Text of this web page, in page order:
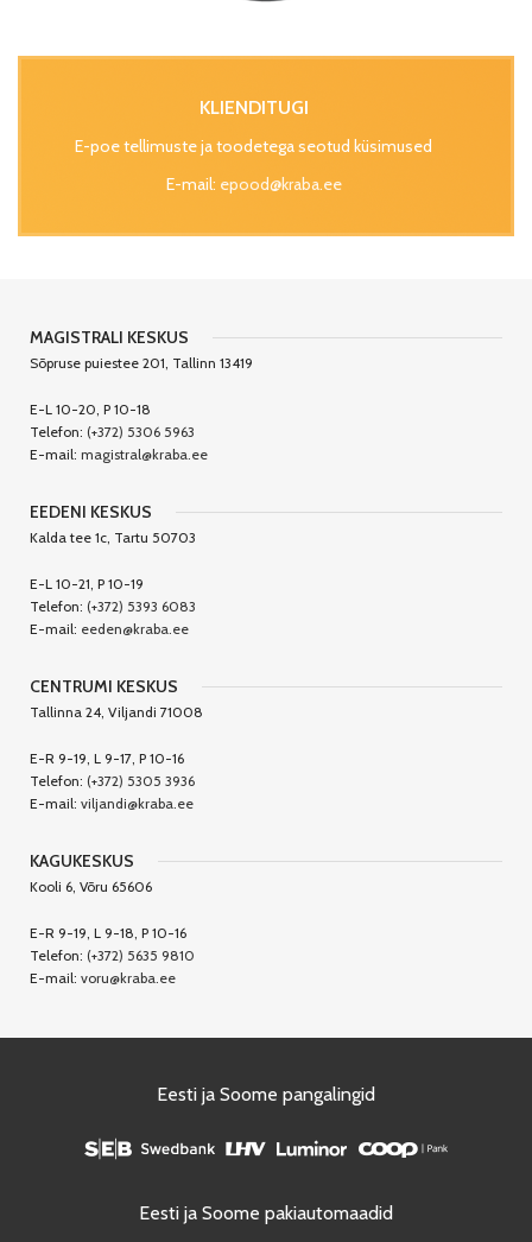
KLIENDITUGI
E-poe tellimuste ja toodetega seotud küsimused
E-mail: epood@kraba.ee
MAGISTRALI KESKUS
Sõpruse puiestee 201, Tallinn 13419
E-L 10-20, P 10-18
Telefon: (+372) 5306 5963
E-mail: magistral@kraba.ee
EEDENI KESKUS
Kalda tee 1c, Tartu 50703
E-L 10-21, P 10-19
Telefon: (+372) 5393 6083
E-mail: eeden@kraba.ee
CENTRUMI KESKUS
Tallinna 24, Viljandi 71008
E-R 9-19, L 9-17, P 10-16
Telefon: (+372) 5305 3936
E-mail: viljandi@kraba.ee
KAGUKESKUS
Kooli 6, Võru 65606
E-R 9-19, L 9-18, P 10-16
Telefon: (+372) 5635 9810
E-mail: voru@kraba.ee
Eesti ja Soome pangalingid
Eesti ja Soome pakiautomaadid